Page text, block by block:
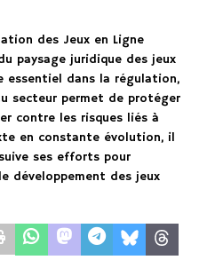
des Jeux en Ligne
paysage juridique des jeux
essentiel dans la régulation,
secteur permet de protéger
contre les risques liés à
en constante évolution, il
ses efforts pour
développement des jeux